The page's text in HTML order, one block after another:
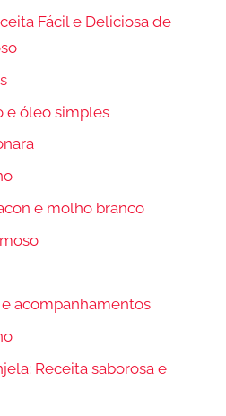
Fácil e Deliciosa de
e óleo simples
e molho branco
acompanhamentos
Receita saborosa e